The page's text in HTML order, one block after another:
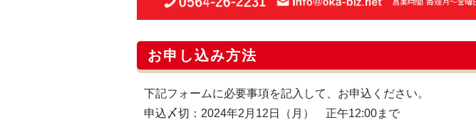
お申し込み方法
下記フォームに必要事項を記入して、お申込ください。
申込〆切：2024年2月12日（月） 正午12:00まで